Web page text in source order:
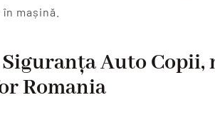
mașină.
Auto Copii,
Romania